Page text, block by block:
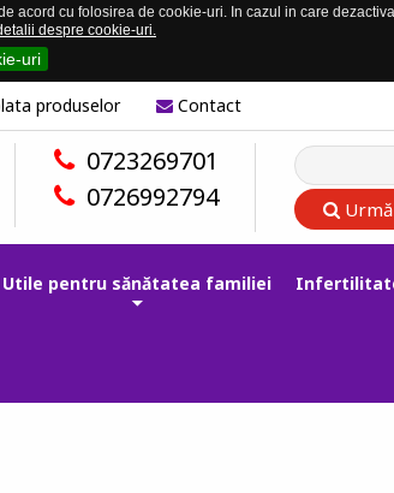
acord cu folosirea de cookie-uri. In cazul in care
despre cookie-uri.
uri
produselor Contact
0723269701
0726992794
Utile pentru sănătatea familiei